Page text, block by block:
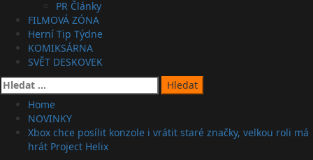
PR Články
FILMOVÁ ZÓNA
Herní Tip Týdne
KOMIKSÁRNA
SVĚT DESKOVEK
Vyhledávání
Home
NOVINKY
Xbox chce posílit konzole i vrátit staré značky, velkou roli má
hrát Project Helix